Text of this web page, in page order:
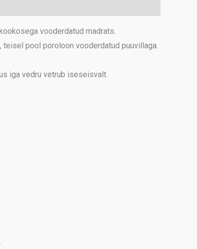
vooderdatud madrats.
pool poroloon vooderdatud puuvillaga.
iga vedru vetrub iseseisvalt.